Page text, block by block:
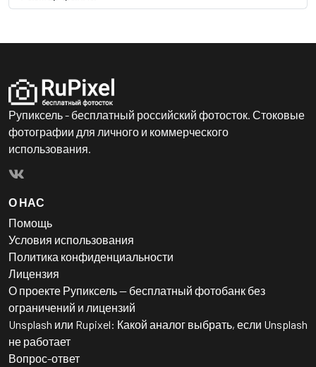
Рупиксель - бесплатный российский фотосток. Стоковые
фотографии для личного и коммерческого
использования.
О НАС
Помощь
Условия использования
Политика конфиденциальности
Лицензия
О проекте Рупиксель — бесплатный фотобанк без
ограничений и лицензий
Unsplash или Rupixel: Какой аналог выбрать, если Unsplash
не работает
Вопрос-ответ